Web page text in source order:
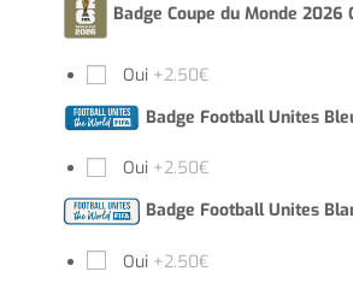
Badge Coupe du Monde 2026
Oui +2.50€
Badge Football Unites
Oui +2.50€
Badge Football Unites
Oui +2.50€